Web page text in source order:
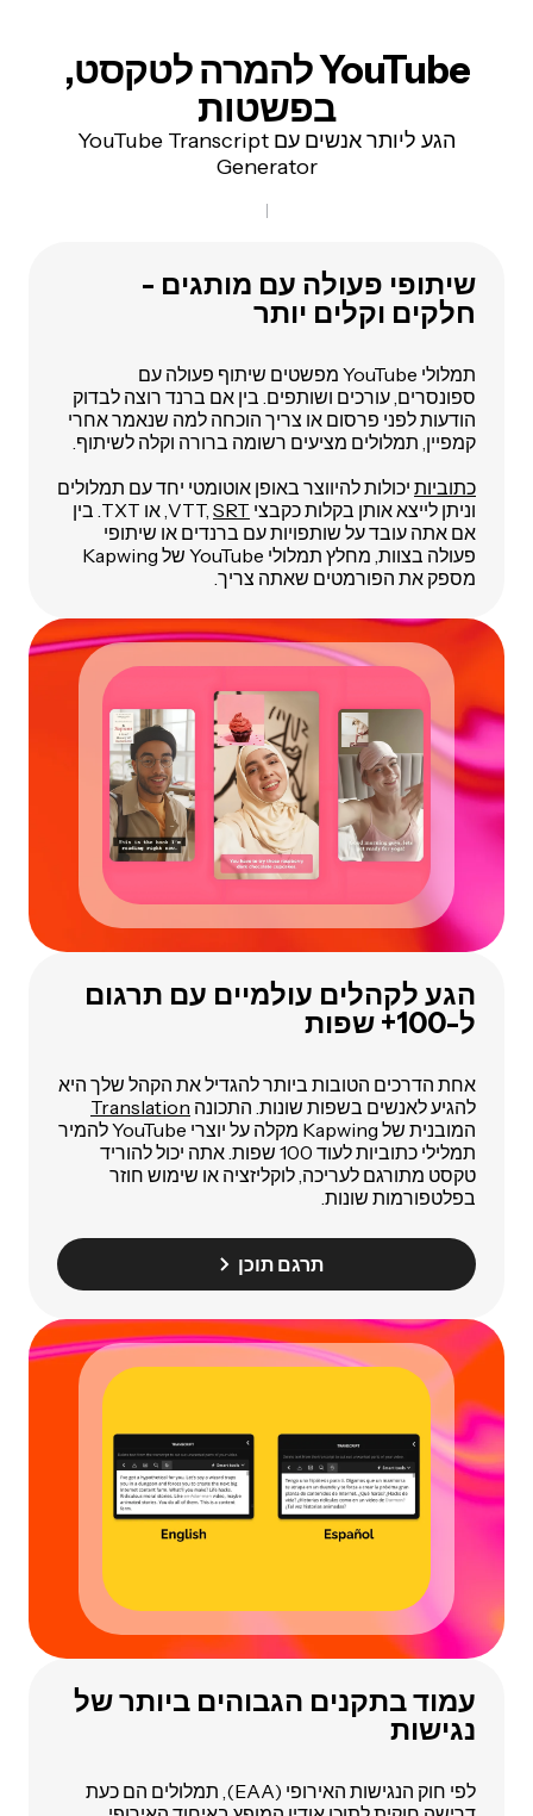
YouTube להמרה לטקסט
,
בפשטות
הגע ליותר אנשים עם YouTube Transcript
Generator
שיתופי פעולה עם מותגים -
חלקים וקלים יותר
תמלולי YouTube מפשטים שיתוף פעולה עם
ספונסרים, עורכים ושותפים. בין אם ברנד רוצה לבדוק
הודעות לפני פרסום או צריך הוכחה למה שנאמר אחרי
קמפיין, תמלולים מציעים רשומה ברורה וקלה לשיתוף.
כתוביות יכולות להיווצר באופן אוטומטי יחד עם תמלולים
וניתן לייצא אותן בקלות כקבצי VTT, SRT
, או TXT. בין
אם אתה עובד על שותפויות עם ברנדים או שיתופי
פעולה בצוות, מחלץ תמלולי YouTube של Kapwing
מספק את הפורמטים שאתה צריך.
הגע לקהלים עולמיים עם תרגום
ל-100+ שפות
אחת הדרכים הטובות ביותר להגדיל את הקהל שלך היא
להגיע לאנשים בשפות שונות. התכונה Translation
המובנית של Kapwing מקלה על יוצרי YouTube להמיר
תמלילי כתוביות לעוד 100 שפות. אתה יכול להוריד
טקסט מתורגם לעריכה, לוקליזציה או שימוש חוזר
בפלטפורמות שונות.
תרגם תוכן
עמוד בתקנים הגבוהים ביותר של
נגישות
לפי חוק הנגישות האירופי (EAA), תמלולים הם כעת